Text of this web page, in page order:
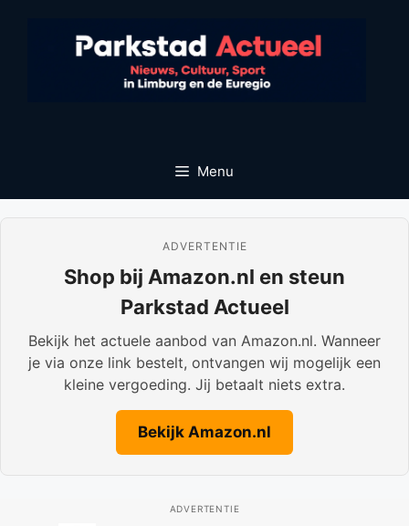
Menu
ADVERTENTIE
Shop bij Amazon.nl en steun
Parkstad Actueel
Bekijk het actuele aanbod van Amazon.nl. Wanneer
je via onze link bestelt, ontvangen wij mogelijk een
kleine vergoeding. Jij betaalt niets extra.
Bekijk Amazon.nl
ADVERTENTIE